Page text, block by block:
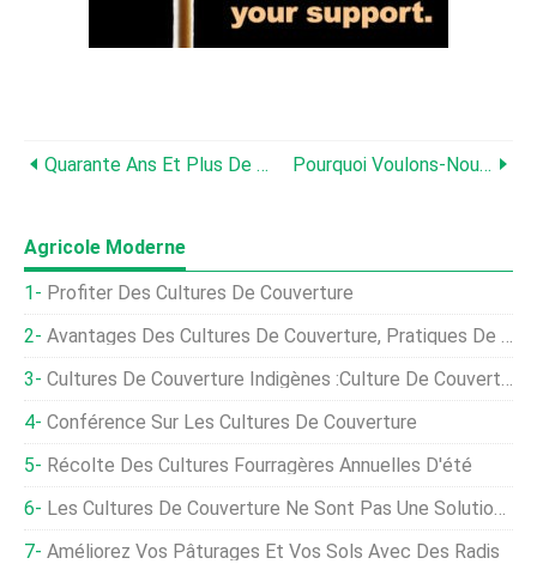
Quarante Ans Et Plus De Succès En Semis Direct Et En Cultures De Couverture Pourquoi Voulons-Nous Des Légumineuses Dans Nos Pâturages ?
Agricole Moderne
Profiter Des Cultures De Couverture
Avantages Des Cultures De Couverture, Pratiques De Culture
Cultures De Couverture Indigènes :culture De Couverture Végétale Avec Des Plantes Indigènes
Conférence Sur Les Cultures De Couverture
Récolte Des Cultures Fourragères Annuelles D'été
Les Cultures De Couverture Ne Sont Pas Une Solution Miracle
Améliorez Vos Pâturages Et Vos Sols Avec Des Radis